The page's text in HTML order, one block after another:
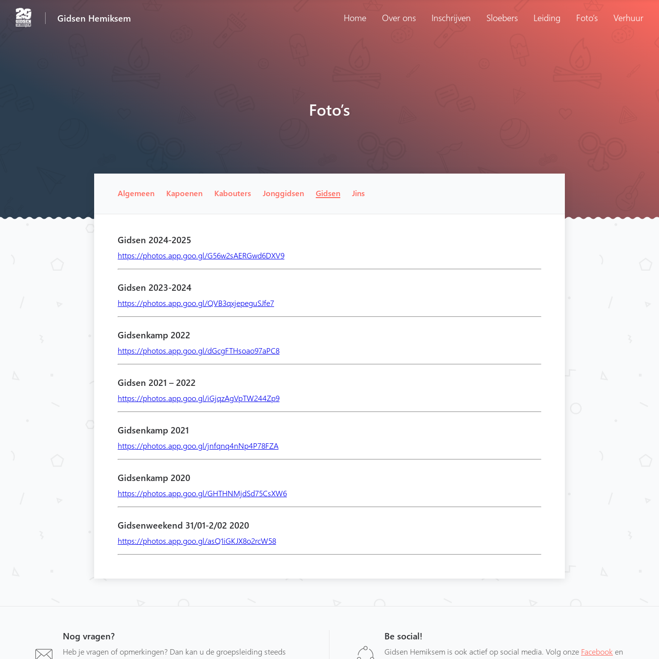
Gidsen Hemiksem Home Over ons Inschrijven Sloebers Leiding Foto’s Verhuur
Foto’s
Algemeen Kapoenen Kabouters Jonggidsen Gidsen Jins
Gidsen 2024-2025
https://photos.app.goo.gl/G56w2sAERGwd6DXV9
Gidsen 2023-2024
https://photos.app.goo.gl/QVB3qxjepeguSJfe7
Gidsenkamp 2022
https://photos.app.goo.gl/dGcgFTHsoao97aPC8
Gidsen 2021 – 2022
https://photos.app.goo.gl/iGjqzAgVpTW244Zp9
Gidsenkamp 2021
https://photos.app.goo.gl/jnfqnq4nNp4P78FZA
Gidsenkamp 2020
https://photos.app.goo.gl/GHTHNMjdSd75CsXW6
Gidsenweekend 31/01-2/02 2020
https://photos.app.goo.gl/asQ1iGKJX8o2rcW58
Nog vragen?
Heb je vragen of opmerkingen? Dan kan u de groepsleiding steeds
Be social!
Gidsen Hemiksem is ook actief op social media. Volg onze Facebook en